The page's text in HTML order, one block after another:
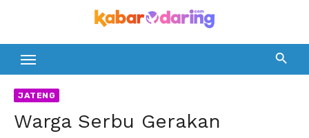
content
JATENG
Warga Serbu Gerakan